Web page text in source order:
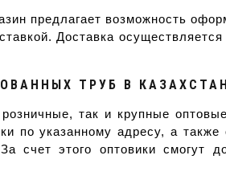
предлагает возможность
Доставка
ТРУБ В
так и крупные
по указанному адресу, а
этого оптовики смогут